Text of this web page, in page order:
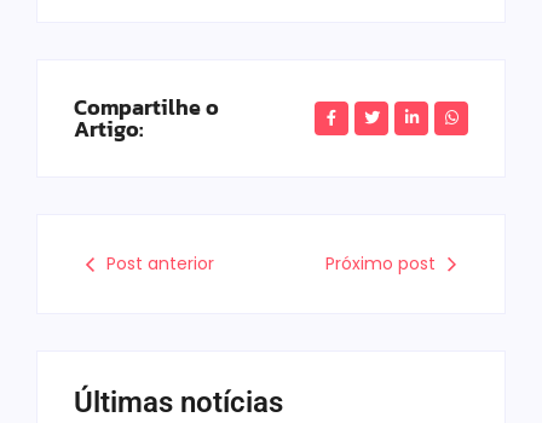
Compartilhe o
Artigo:
Post anterior Próximo post
Últimas notícias